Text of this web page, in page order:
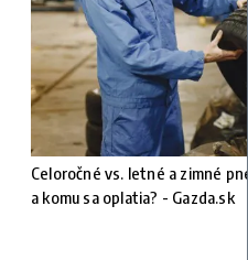
Celoročné vs. letné a zimné
a komu sa oplatia? - Gazda.sk